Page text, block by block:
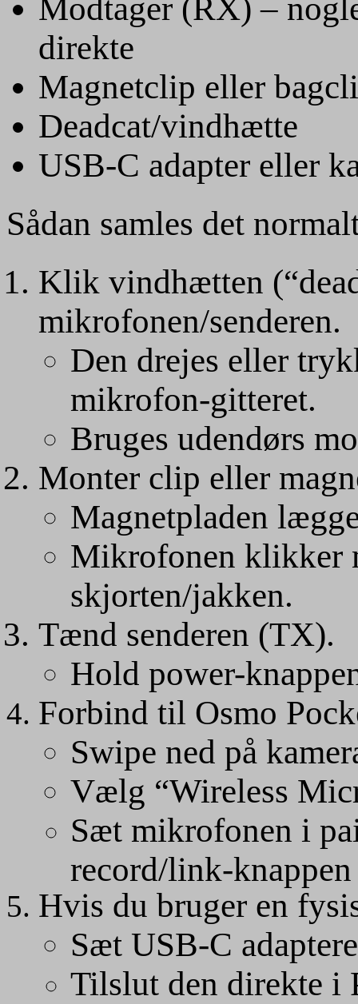
Modtager (RX) –
direkte
Magnetclip eller
Deadcat/vindhætte
USB-C adapter eller
Sådan samles det
Klik vindhætten
mikrofonen/senderen.
Den drejes eller
mikrofon-gitteret.
Bruges udendørs
Monter clip eller
Magnetpladen
Mikrofonen klikker
skjorten/jakken.
Tænd senderen (TX).
Hold power-
Forbind til Osmo
Swipe ned på
Vælg “Wireless
Sæt mikrofonen i
record/link-
Hvis du bruger en
Sæt USB-C
Tilslut den direkte i